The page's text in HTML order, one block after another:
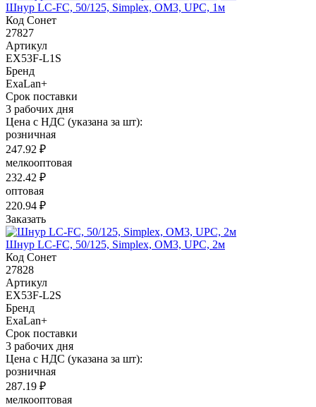
Шнур LC-FC, 50/125, Simplex, OM3, UPC, 1м
Код Сонет
27827
Артикул
EX53F-L1S
Бренд
ExaLan+
Срок поставки
3 рабочих дня
Цена с НДС (указана за шт):
розничная
247.92 ₽
мелкооптовая
232.42 ₽
оптовая
220.94 ₽
Заказать
Шнур LC-FC, 50/125, Simplex, OM3, UPC, 2м
Код Сонет
27828
Артикул
EX53F-L2S
Бренд
ExaLan+
Срок поставки
3 рабочих дня
Цена с НДС (указана за шт):
розничная
287.19 ₽
мелкооптовая